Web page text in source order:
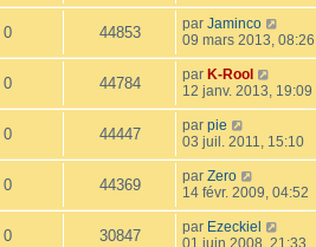
0 44853 par Jaminco
09 mars 2013, 08:26
0 44784 par K-Rool
12 janv. 2013, 19:09
0 44447 par pie
03 juil. 2011, 15:10
0 44369 par Zero
14 févr. 2009, 04:52
0 30847 par Ezeckiel
01 juin 2008, 21:33